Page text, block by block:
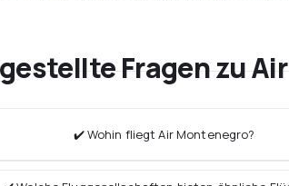
Fragen zu
✔️ Wohin fliegt Air Montenegro?